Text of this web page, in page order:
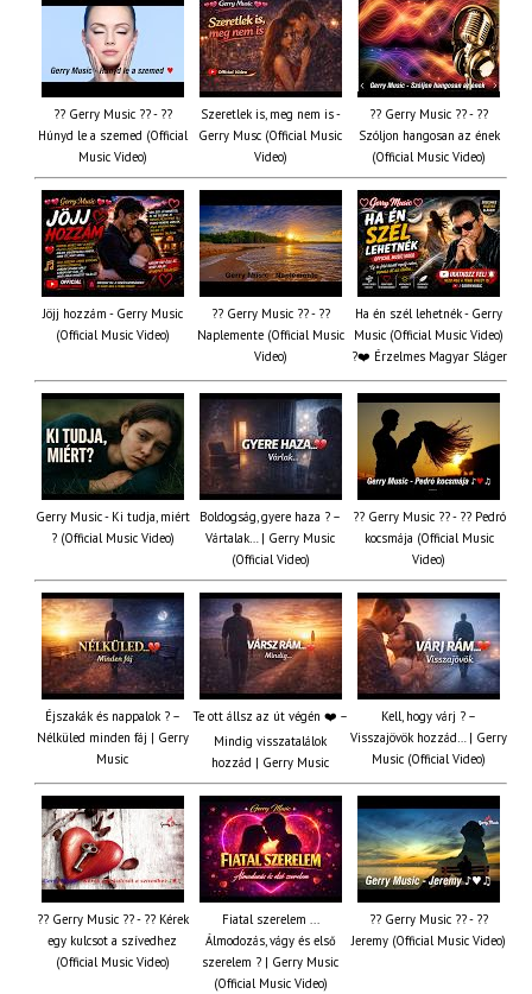
?? Gerry Music ?? - ??
Húnyd le a szemed (Official
Music Video)
Szeretlek is, meg nem is -
Gerry Musc (Official Music
Video)
?? Gerry Music ?? - ??
Szóljon hangosan az ének
(Official Music Video)
Jöjj hozzám - Gerry Music
(Official Music Video)
?? Gerry Music ?? - ??
Naplemente (Official Music
Video)
Ha én szél lehetnék - Gerry
Music (Official Music Video)
?️❤️ Érzelmes Magyar Sláger
Gerry Music - Ki tudja, miért
? (Official Music Video)
Boldogság, gyere haza ? –
Vártalak… | Gerry Music
(Official Video)
?? Gerry Music ?? - ?? Pedró
kocsmája (Official Music
Video)
Éjszakák és nappalok ? –
Nélküled minden fáj | Gerry
Music
Te ott állsz az út végén ❤️ –
Mindig visszatalálok
hozzád | Gerry Music
Kell, hogy várj ? –
Visszajövök hozzád… | Gerry
Music (Official Video)
?? Gerry Music ?? - ?? Kérek
egy kulcsot a szívedhez
(Official Music Video)
Fiatal szerelem ...
Álmodozás, vágy és első
szerelem ? | Gerry Music
(Official Music Video)
?? Gerry Music ?? - ??
Jeremy (Official Music Video)